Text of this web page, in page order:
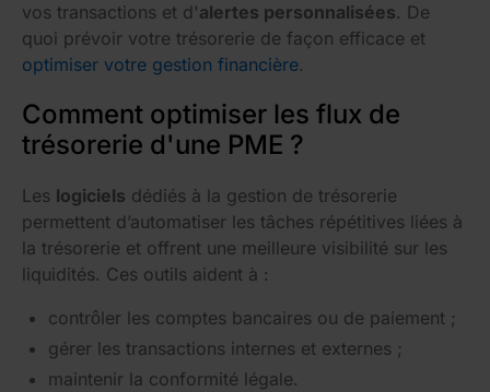
vos transactions et d'alertes personnalisées. De
quoi prévoir votre trésorerie de façon efficace et
optimiser votre gestion financière.
Comment optimiser les flux de
trésorerie d'une PME ?
Les logiciels dédiés à la gestion de trésorerie
permettent d’automatiser les tâches répétitives liées à
la trésorerie et offrent une meilleure visibilité sur les
liquidités. Ces outils aident à :
contrôler les comptes bancaires ou de paiement ;
gérer les transactions internes et externes ;
maintenir la conformité légale.